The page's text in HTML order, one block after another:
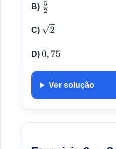
B) 52
C) 2
D) 0,75
Ver solução